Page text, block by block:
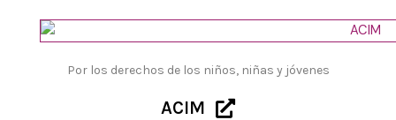
Por los derechos de los niños, niñas y jóvenes
ACIM